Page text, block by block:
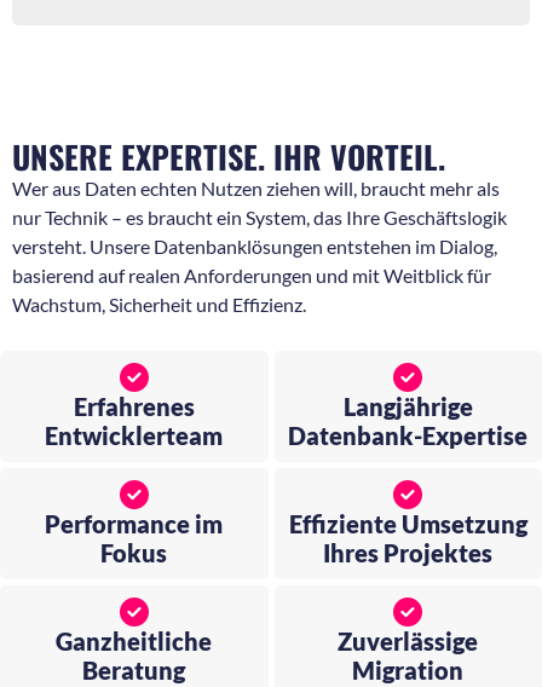
UNSERE EXPERTISE. IHR VORTEIL.
Wer aus Daten echten Nutzen ziehen will, braucht mehr als
nur Technik – es braucht ein System, das Ihre Geschäftslogik
versteht. Unsere Datenbanklösungen entstehen im Dialog,
basierend auf realen Anforderungen und mit Weitblick für
Wachstum, Sicherheit und Effizienz.
Erfahrenes
Entwicklerteam
Langjährige
Datenbank-Expertise
Performance im
Fokus
Effiziente Umsetzung
Ihres Projektes
Ganzheitliche
Beratung
Zuverlässige
Migration